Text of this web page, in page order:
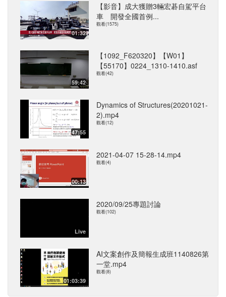
01:32
【影音】成大獲贈3輛宏碁自駕平台
車 開發全國首例...
觀看(1575)
59:42
【1092_F620320】【W01】
【55170】0224_1310-1410.asf
觀看(42)
47:55
Dynamics of Structures(20201021-
2).mp4
觀看(12)
00:13
2021-04-07 15-28-14.mp4
觀看(4)
Live
2020/09/25專題討論
觀看(102)
01:03:39
AI文案創作及簡報生成班1140826第
一堂.mp4
觀看(8)